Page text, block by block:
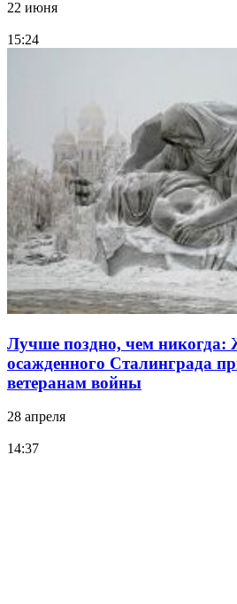
22 июня
15:24
Лучше поздно, чем никогда:
осажденного Сталинграда
ветеранам войны
28 апреля
14:37